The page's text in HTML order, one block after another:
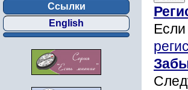
Ссылки
English